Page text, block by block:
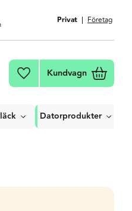
Privat Företag
Favoriter
Kundvagn
Datorprodukter